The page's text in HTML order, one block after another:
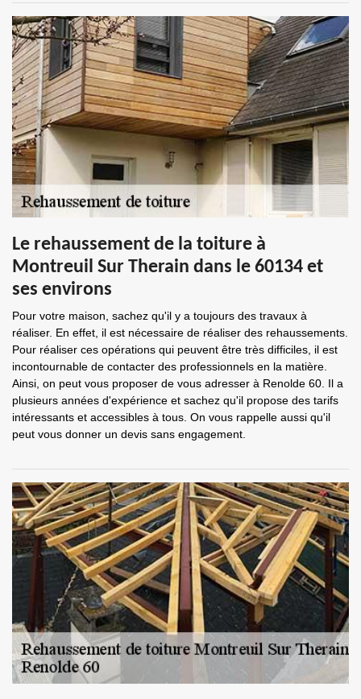
Le rehaussement de la toiture à
Montreuil Sur Therain dans le 60134 et
ses environs
Pour votre maison, sachez qu'il y a toujours des travaux à
réaliser. En effet, il est nécessaire de réaliser des rehaussements.
Pour réaliser ces opérations qui peuvent être très difficiles, il est
incontournable de contacter des professionnels en la matière.
Ainsi, on peut vous proposer de vous adresser à Renolde 60. Il a
plusieurs années d'expérience et sachez qu'il propose des tarifs
intéressants et accessibles à tous. On vous rappelle aussi qu'il
peut vous donner un devis sans engagement.